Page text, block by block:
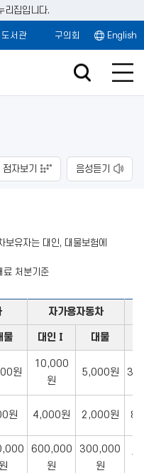
리집입니다.
도서관 구의회 English
점자보기 음성듣기
유자는 대인, 대물보험에
료 처분기준
자가용자동차
물 대인Ⅰ 대물
원
10,000
원
5,000원
원 4,000원 2,000원
원
600,000
원
300,000
원